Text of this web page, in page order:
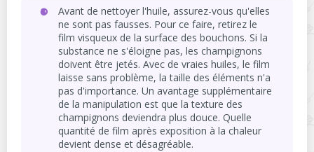
Avant de nettoyer l'huile, assurez-vous qu'elles
ne sont pas fausses. Pour ce faire, retirez le
film visqueux de la surface des bouchons. Si la
substance ne s'éloigne pas, les champignons
doivent être jetés. Avec de vraies huiles, le film
laisse sans problème, la taille des éléments n'a
pas d'importance. Un avantage supplémentaire
de la manipulation est que la texture des
champignons deviendra plus douce. Quelle
quantité de film après exposition à la chaleur
devient dense et désagréable.